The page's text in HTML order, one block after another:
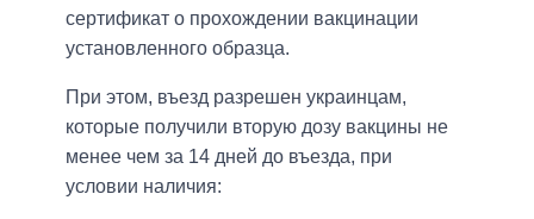
сертификат о прохождении вакцинации
установленного образца.
При этом, въезд разрешен украинцам,
которые получили вторую дозу вакцины не
менее чем за 14 дней до въезда, при
условии наличия: